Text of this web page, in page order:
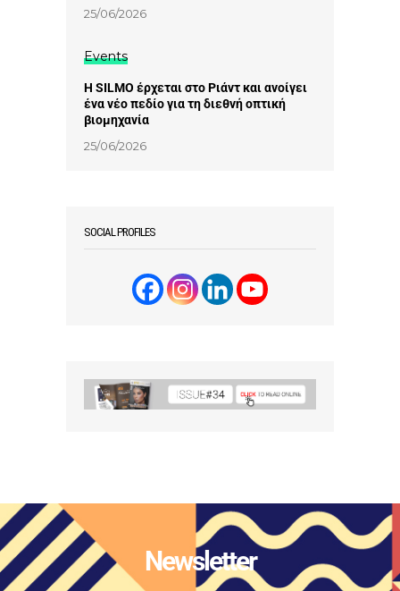
25/06/2026
Events
Η SILMO έρχεται στο Ριάντ και ανοίγει
ένα νέο πεδίο για τη διεθνή οπτική
βιομηχανία
25/06/2026
SOCIAL PROFILES
Newsletter